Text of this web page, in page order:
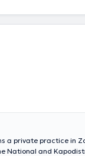
a private practice in
National and